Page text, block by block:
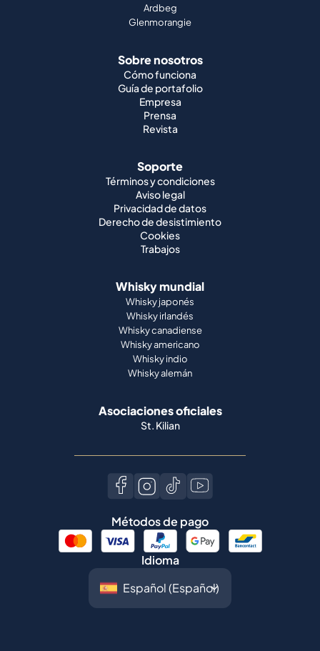
Ardbeg
Glenmorangie
Sobre nosotros
Cómo funciona
Guía de portafolio
Empresa
Prensa
Revista
Soporte
Términos y condiciones
Aviso legal
Privacidad de datos
Derecho de desistimiento
Cookies
Trabajos
Whisky mundial
Whisky japonés
Whisky irlandés
Whisky canadiense
Whisky americano
Whisky indio
Whisky alemán
Asociaciones oficiales
St. Kilian
Métodos de pago
Idioma